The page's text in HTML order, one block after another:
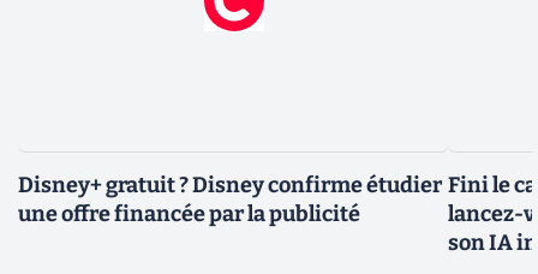
Disney+ gratuit ? Disney confirme étudier
une offre financée par la publicité
Fini le
lancez-
son IA